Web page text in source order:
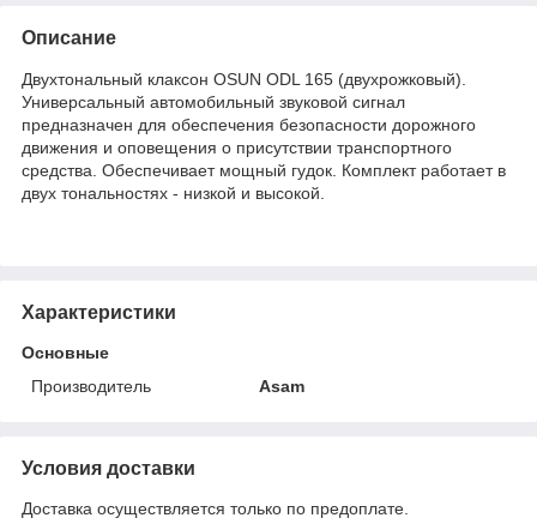
Описание
Двухтональный клаксон OSUN ODL 165 (двухрожковый).
Универсальный автомобильный звуковой сигнал
предназначен для обеспечения безопасности дорожного
движения и оповещения о присутствии транспортного
средства. Обеспечивает мощный гудок. Комплект работает в
двух тональностях - низкой и высокой.
Характеристики
Основные
Производитель
Asam
Условия доставки
Доставка осуществляется только по предоплате.